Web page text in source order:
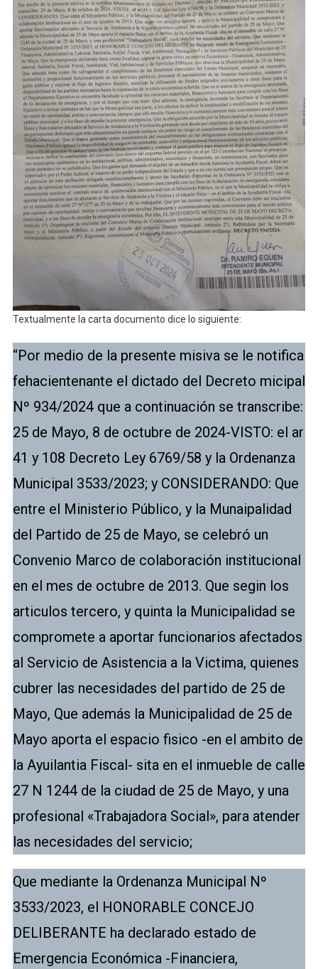
Textualmente la carta documento dice lo siguiente:
“Por medio de la presente misiva se le notifica
fehacientenante el dictado del Decreto micipal
Nº 934/2024 que a continuación se transcribe:
25 de Mayo, 8 de octubre de 2024-VISTO: el ar
41 y 108 Decreto Ley 6769/58 y la Ordenanza
Municipal 3533/2023; у CONSIDERANDO: Que
entre el Ministerio Público, y la Munaipalidad
del Partido de 25 de Mayo, se celebró un
Convenio Marco de colaboración institucional
en el mes de octubre de 2013. Que segin los
articulos tercero, y quinta la Municipalidad se
compromete a aportar funcionarios afectados
al Servicio de Asistencia a la Victima, quienes
cubrer las necesidades del partido de 25 de
Mayo, Que además la Municipalidad de 25 de
Mayo aporta el espacio fisico -en el ambito de
la Ayuilantia Fiscal- sita en el inmueble de calle
27 N 1244 de la ciudad de 25 de Mayo, y una
profesional «Trabajadora Social», para atender
las necesidades del servicio;
Que mediante la Ordenanza Municipal Nº
3533/2023, el HONORABLE CONCEJO
DELIBERANTE ha declarado estado de
Emergencia Económica -Financiera,